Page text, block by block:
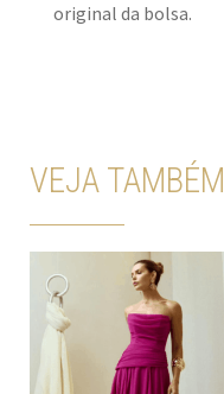
original da bolsa.
VEJA TAMBÉM